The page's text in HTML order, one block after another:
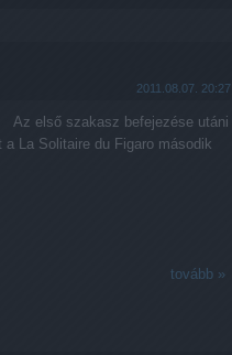
2011.08.07. 20:27
szakasz befejezése utáni
La Solitaire du Figaro második
tovább »